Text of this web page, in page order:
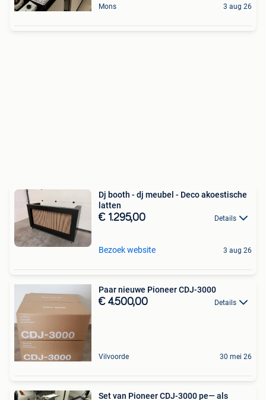
Mons 3 aug 26
Dj booth - dj meubel - Deco akoestische
latten
€ 1.295,00 Details
Bezoek website 3 aug 26
Paar nieuwe Pioneer CDJ-3000
€ 4.500,00 Details
Vilvoorde 30 mei 26
Set van Pioneer CDJ-3000 pe— als